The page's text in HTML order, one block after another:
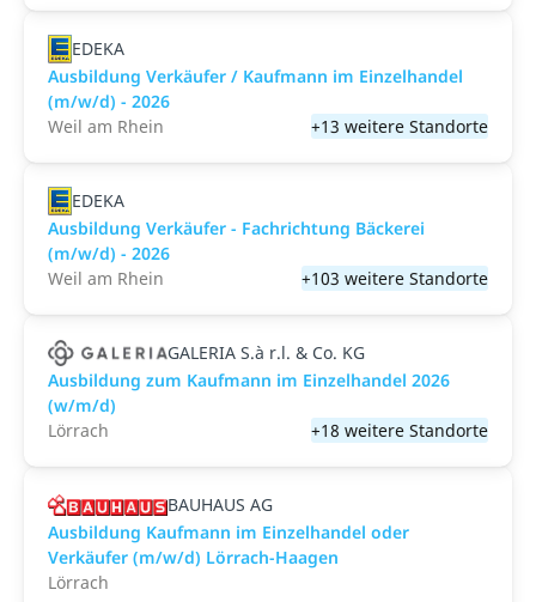
EDEKA
Ausbildung Verkäufer / Kaufmann im Einzelhandel
(m/w/d) - 2026
Weil am Rhein
+13 weitere Standorte
EDEKA
Ausbildung Verkäufer - Fachrichtung Bäckerei
(m/w/d) - 2026
Weil am Rhein
+103 weitere Standorte
GALERIA S.à r.l. & Co. KG
Ausbildung zum Kaufmann im Einzelhandel 2026
(w/m/d)
Lörrach
+18 weitere Standorte
BAUHAUS AG
Ausbildung Kaufmann im Einzelhandel oder
Verkäufer (m/w/d) Lörrach-Haagen
Lörrach